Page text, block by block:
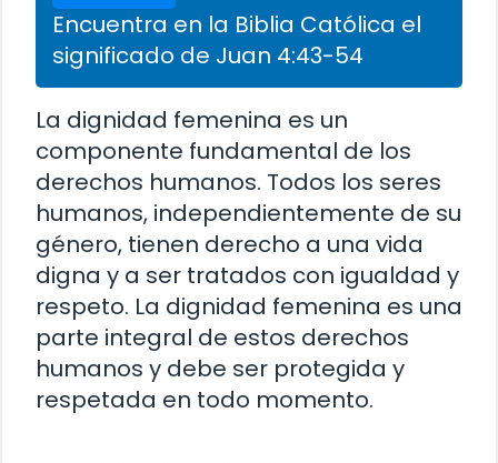
Encuentra en la Biblia Católica el
significado de Juan 4:43-54
La dignidad femenina es un
componente fundamental de los
derechos humanos. Todos los seres
humanos, independientemente de su
género, tienen derecho a una vida
digna y a ser tratados con igualdad y
respeto. La dignidad femenina es una
parte integral de estos derechos
humanos y debe ser protegida y
respetada en todo momento.